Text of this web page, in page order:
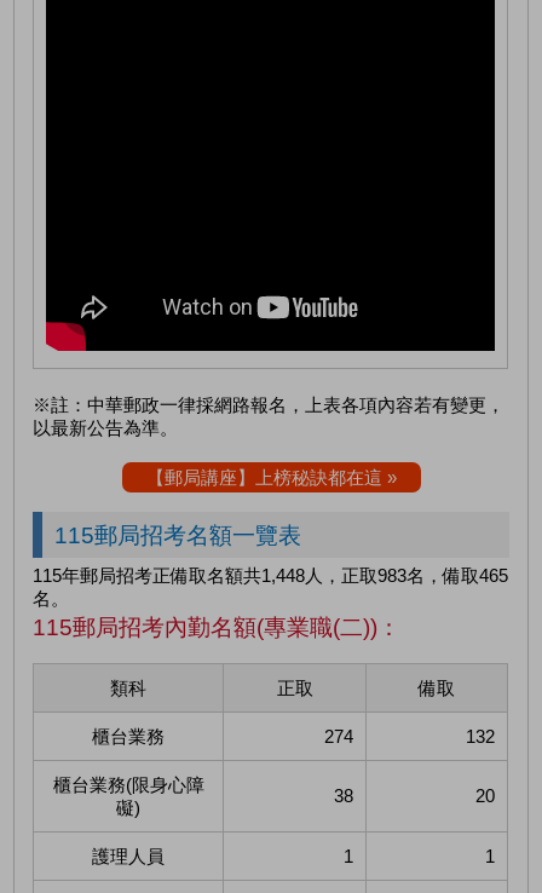
※註：中華郵政一律採網路報名，上表各項內容若有變更，
以最新公告為準。
【郵局講座】上榜秘訣都在這 »
115郵局招考名額一覽表
115年郵局招考正備取名額共1,448人，正取983名，備取465
名。
115郵局招考內勤名額(專業職(二))：
類科 正取 備取
櫃台業務 274 132
櫃台業務(限身心障
礙)
38 20
護理人員 1 1